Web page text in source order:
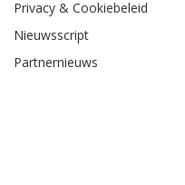
Privacy & Cookiebeleid
Nieuwsscript
Partnernieuws